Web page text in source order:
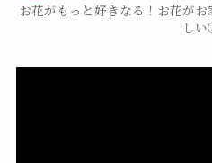
お花がもっと好きなる！お花が
し